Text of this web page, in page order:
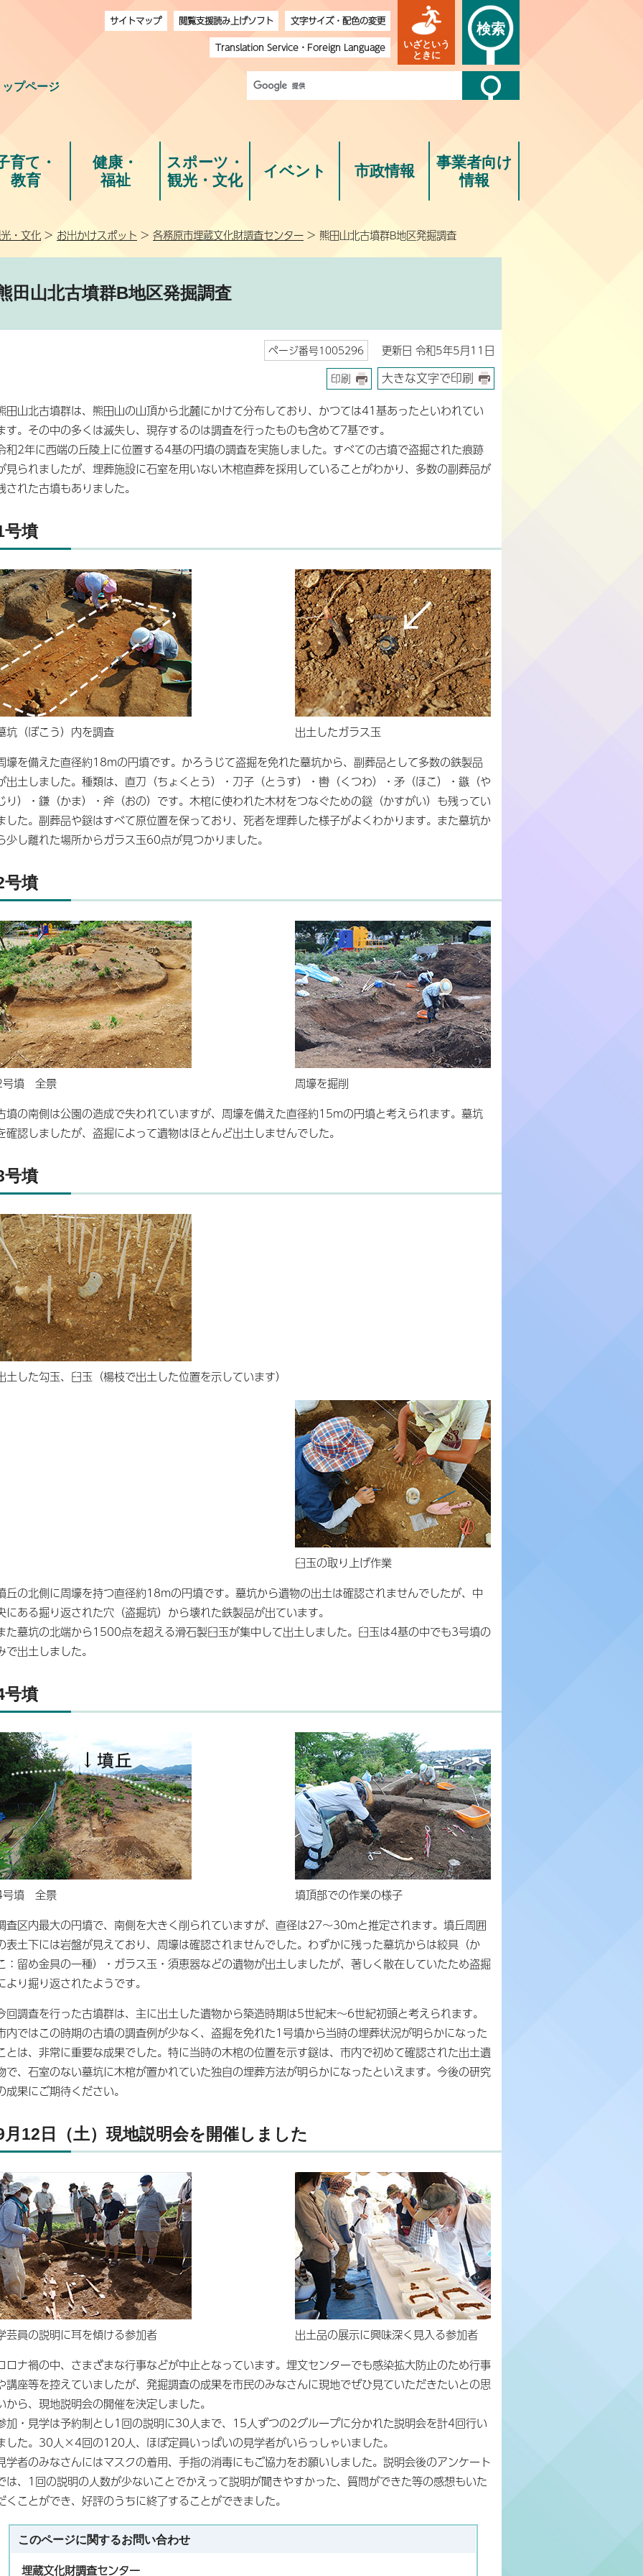
ップページ
サイトマップ 閲覧支援読み上げソフト
文字サイズ・配色の変更
Translation Service・ Foreign Language
いざという
ときに
検索
育て・
教育
健康・
福祉
スポーツ・
観光・文化
イベント 市政情報
事業者向け
情報
・文化 > お出かけスポット > 各務原市埋蔵文化財調査センター > 熊田山北古墳群B地区発掘調査
田山北古墳群B地区発掘調査
ページ番号1005296 更新日 令和5年5月11日
印刷 大きな文字で印刷
田山北古墳群は、熊田山の山頂から北麓にかけて分布しており、かつては41基あったといわれてい
す。その中の多くは滅失し、現存するのは調査を行ったものも含めて7基です。
和2年に西端の丘陵上に位置する4基の円墳の調査を実施しました。すべての古墳で盗掘された痕跡
見られましたが、埋葬施設に石室を用いない木棺直葬を採用していることがわかり、多数の副葬品が
された古墳もありました。
号墳
坑（ぼこう）内を調査
出土したガラス玉
壕を備えた直径約18mの円墳です。かろうじて盗掘を免れた墓坑から、副葬品として多数の鉄製品
出土しました。種類は、直刀（ちょくとう）・刀子（とうす）・轡（くつわ）・矛（ほこ）・鏃（や
り）・鎌（かま）・斧（おの）です。木棺に使われた木材をつなぐための鎹（かすがい）も残ってい
した。副葬品や鎹はすべて原位置を保っており、死者を埋葬した様子がよくわかります。また墓坑か
少し離れた場所からガラス玉60点が見つかりました。
号墳
墳 全景
周壕を掘削
墳の南側は公園の造成で失われていますが、周壕を備えた直径約15mの円墳と考えられます。墓坑
確認しましたが、盗掘によって遺物はほとんど出土しませんでした。
号墳
土した勾玉、臼玉（楊枝で出土した位置を示しています）
臼玉の取り上げ作業
丘の北側に周壕を持つ直径約18mの円墳です。墓坑から遺物の出土は確認されませんでしたが、中
にある掘り返された穴（盗掘坑）から壊れた鉄製品が出ています。
た墓坑の北端から1500点を超える滑石製臼玉が集中して出土しました。臼玉は4基の中でも3号墳の
で出土しました。
号墳
墳 全景
墳頂部での作業の様子
査区内最大の円墳で、南側を大きく削られていますが、直径は27～30mと推定されます。墳丘周囲
表土下には岩盤が見えており、周壕は確認されませんでした。わずかに残った墓坑からは絞具（か
：留め金具の一種）・ガラス玉・須恵器などの遺物が出土しましたが、著しく散在していたため盗掘
より掘り返されたようです。
回調査を行った古墳群は、主に出土した遺物から築造時期は5世紀末～6世紀初頭と考えられます。
内ではこの時期の古墳の調査例が少なく、盗掘を免れた1号墳から当時の埋葬状況が明らかになった
とは、非常に重要な成果でした。特に当時の木棺の位置を示す鎹は、市内で初めて確認された出土遺
で、石室のない墓坑に木棺が置かれていた独自の埋葬方法が明らかになったといえます。今後の研究
成果にご期待ください。
月12日（土）現地説明会を開催しました
芸員の説明に耳を傾ける参加者
出土品の展示に興味深く見入る参加者
ロナ禍の中、さまざまな行事などが中止となっています。埋文センターでも感染拡大防止のため行事
講座等を控えていましたが、発掘調査の成果を市民のみなさんに現地でぜひ見ていただきたいとの思
から、現地説明会の開催を決定しました。
加・見学は予約制とし1回の説明に30人まで、15人ずつの2グループに分かれた説明会を計4回行い
した。30人×4回の120人、ほぼ定員いっぱいの見学者がいらっしゃいました。
学者のみなさんにはマスクの着用、手指の消毒にもご協力をお願いしました。説明会後のアンケート
は、1回の説明の人数が少ないことでかえって説明が聞きやすかった、質問ができた等の感想もいた
くことができ、好評のうちに終了することができました。
このページに関するお問い合わせ
埋蔵文化財調査センター